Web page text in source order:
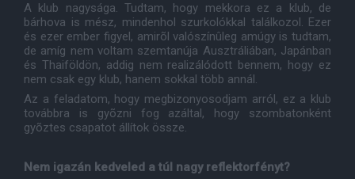
A klub nagysága. Tudtam, hogy mekkora ez a klub, de
bárhova is mész, mindenhol szurkolókkal találkozol. Ezer
és ezer ember figyel, amirõl valószínûleg amúgy is tudtam,
de amíg nem voltam szemtanúja Ausztráliában, Japánban
és Thaiföldön, addig nem realizálódott bennem, hogy ez
nem csak egy klub, hanem sokkal több annál.
Az a feladatom, hogy megbizonyosodjam arról, ez a klub
továbbra is gyõzni fog azáltal, hogy szombatonként
gyõztes csapatot állítok össze.
Nem igazán kedveled a túl nagy reflektorfényt?